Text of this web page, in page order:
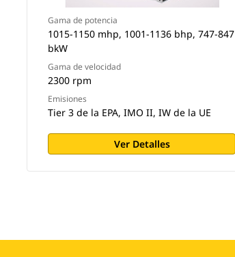
Gama de potencia
1015-1150 mhp, 1001-1136 bhp, 747-847
bkW
Gama de velocidad
2300 rpm
Emisiones
Tier 3 de la EPA, IMO II, IW de la UE
Ver Detalles